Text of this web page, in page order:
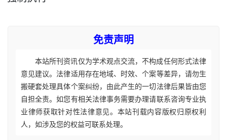
免责声明
本站所刊资讯仅为学术观点交流，不构成任何形式法律
意见建议。法律适用存在地域、时效、个案等差异，请勿生
搬硬套处理具体个案纠纷，由此产生的一切法律后果皆由您
自担全责。如您有相关法律事务需要办理请联系咨询专业执
业律师获取针对性法律意见。本站刊载内容版权归原权利
人，如涉及您的权益可联系处理。